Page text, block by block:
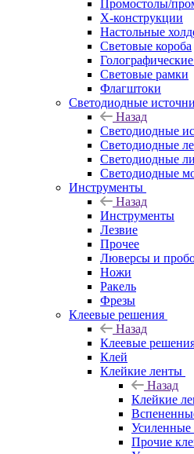
Промостолы/
Х-конструкции
Настольные
Световые короба
Световые рамки
Флагштоки
Светодиодные
Назад
Светодиодные
Светодиодные
Светодиодные
Светодиодные
Инструменты
Назад
Инструменты
Лезвие
Прочее
Люверсы и
Ножи
Ракель
Фрезы
Клеевые решения
Назад
Клеевые
Клей
Клейкие ленты
Назад
Клейкие
Усиленные
Прочие